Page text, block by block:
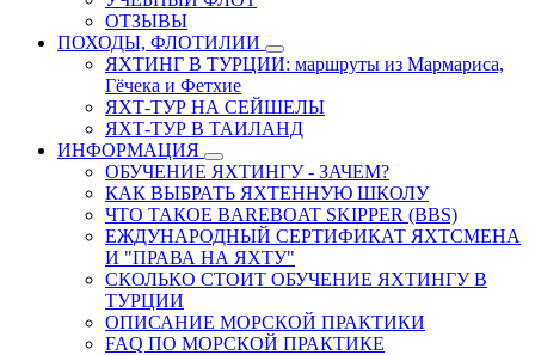
ОТЗЫВЫ
ПОХОДЫ, ФЛОТИЛИИ
ЯХТИНГ В ТУРЦИИ: маршруты из Мармариса,
Гёчека и Фетхие
ЯХТ-ТУР НА СЕЙШЕЛЫ
ЯХТ-ТУР В ТАИЛАНД
ИНФОРМАЦИЯ
ОБУЧЕНИЕ ЯХТИНГУ - ЗАЧЕМ?
КАК ВЫБРАТЬ ЯХТЕННУЮ ШКОЛУ
ЧТО ТАКОЕ BAREBOAT SKIPPER (BBS)
ЕЖДУНАРОДНЫЙ СЕРТИФИКАТ ЯХТСМЕНА
И "ПРАВА НА ЯХТУ"
СКОЛЬКО СТОИТ ОБУЧЕНИЕ ЯХТИНГУ В
ТУРЦИИ
ОПИСАНИЕ МОРСКОЙ ПРАКТИКИ
FAQ ПО МОРСКОЙ ПРАКТИКЕ